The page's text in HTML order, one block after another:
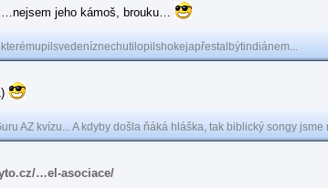
…nejsem jeho kámoš, brouku…
AZ kvízu... A kdyby došla ňáká hláška, tak biblický songy jsme
…el-asociace/